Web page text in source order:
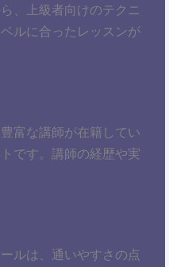
、上級者向けのテクニ
ルに合ったレッスンが
富な講師が在籍してい
です。講師の経歴や実
ルは、通いやすさの点